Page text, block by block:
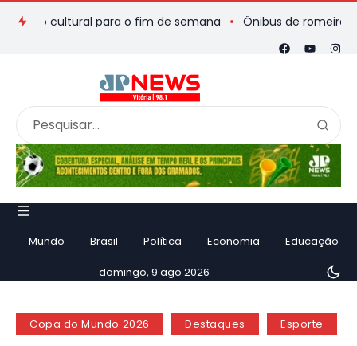
cultural para o fim de semana Ônibus de romeiros que
Mundo Brasil Política Economia Educação
domingo, 9 ago 2026
Copa do Mundo 2026 Destaques Esporte